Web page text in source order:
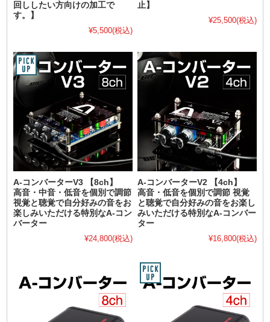
回ししたい方向けの加工で
す。】
¥5,500(税込)
止】
¥25,500(税込)
A-コンバーターV3 【8ch】
高音・中音・低音を個別で調節
視覚と聴覚で自分好みの音をお
楽しみいただける特別なA-コン
バーター
¥24,800(税込)
A-コンバーターV2 【4ch】
高音・低音を個別で調節 視覚
と聴覚で自分好みの音をお楽し
みいただける特別なA-コンバー
ター
¥16,800(税込)